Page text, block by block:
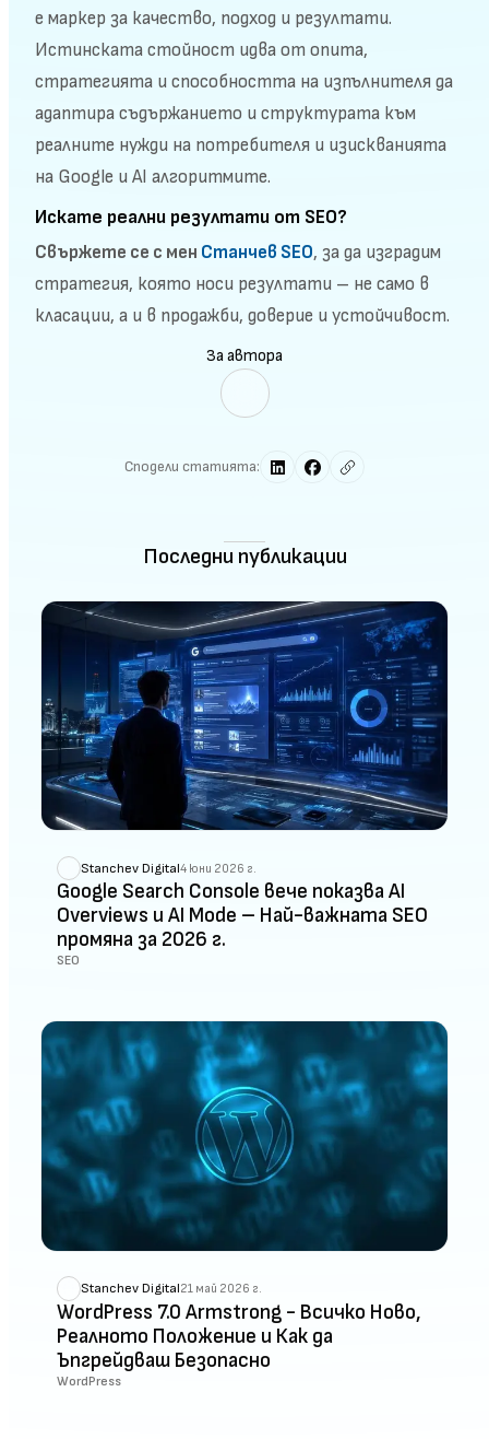
е маркер за качество, подход и резултати.
Истинската стойност идва от опита,
стратегията и способността на изпълнителя да
адаптира съдържанието и структурата към
реалните нужди на потребителя и изискванията
на Google и AI алгоритмите.
Искате реални резултати от SEO?
Свържете се с мен Станчев SEO, за да изградим
стратегия, която носи резултати – не само в
класации, а и в продажби, доверие и устойчивост.
За автора
Сподели статията:
Последни публикации
Stanchev Digital4 юни 2026 г.
Google Search Console вече показва AI
Overviews и AI Mode – Най-важната SEO
промяна за 2026 г.
SEO
Stanchev Digital21 май 2026 г.
WordPress 7.0 Armstrong - Всичко Ново,
Реалното Положение и Как да
Ъпгрейдваш Безопасно
WordPress